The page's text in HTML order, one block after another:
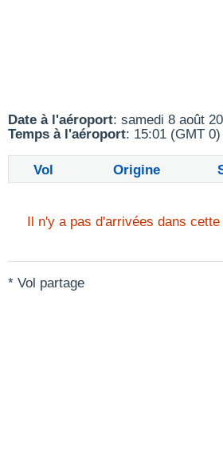
Date à l'aéroport: samedi 8 août
Temps à l'aéroport: 15:01 (GMT 0)
Vol Origine
Il n'y a pas d'arrivées dans
* Vol partage